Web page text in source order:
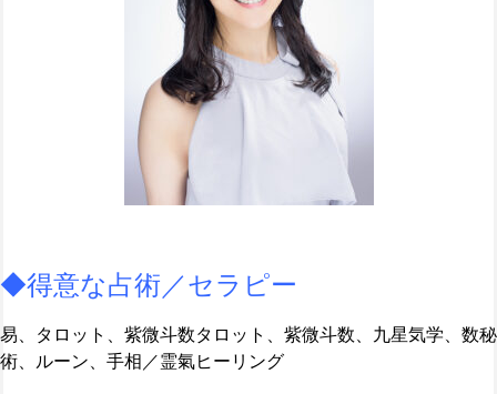
◆得意な占術／セラピー
易、タロット、紫微斗数タロット、紫微斗数、九星気学、数秘
術、ルーン、手相／霊氣ヒーリング